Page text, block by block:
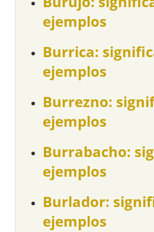
ejemplos
Burrica:
ejemplos
Burrezno:
ejemplos
Burrabacho:
ejemplos
Burlador:
ejemplos